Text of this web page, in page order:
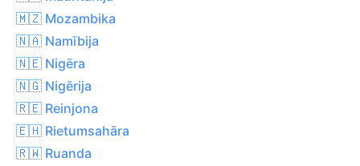
🇲🇿 Mozambika
🇳🇦 Namībija
🇳🇪 Nigēra
🇳🇬 Nigērija
🇷🇪 Reinjona
🇪🇭 Rietumsahāra
🇷🇼 Ruanda